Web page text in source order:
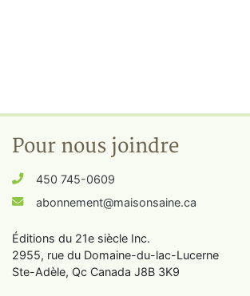
Pour nous joindre
450 745-0609
abonnement@maisonsaine.ca
Éditions du 21e siècle Inc.
2955, rue du Domaine-du-lac-Lucerne
Ste-Adèle, Qc Canada J8B 3K9